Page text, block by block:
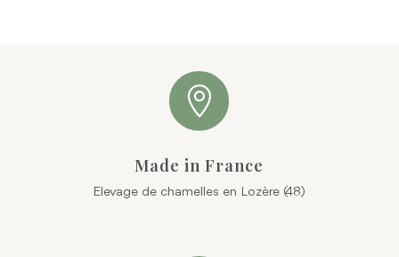

Made in France
Elevage de chamelles en Lozère (48)